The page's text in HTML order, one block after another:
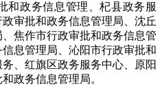
和政务信息管理、杞县政务服
审批和政务信息管理局、沈丘
焦作市行政审批和政务信息管
息管理局、沁阳市行政审批和
、红旗区政务服务中心、原阳
政务信息管理局。